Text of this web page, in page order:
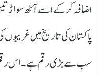
اضافہ کر کے اسے آٹھ سو
پاکستان کی تاریخ میں غریبوں
سب سے بڑی رقم ہے۔ اس